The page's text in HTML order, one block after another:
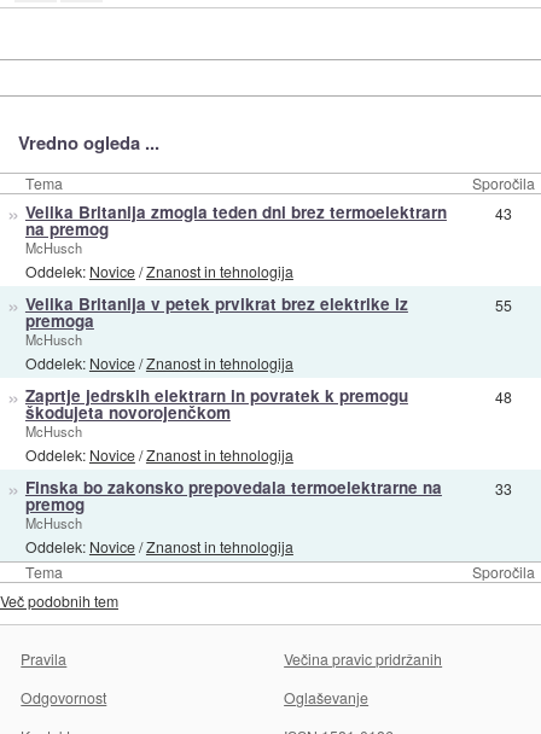
Vredno ogleda ...
Tema Sporočila
Tema Sporočila
» Velika Britanija zmogla teden dni brez termoelektrarn
na premog
McHusch
Oddelek: Novice/Znanost in tehnologija
43
» Velika Britanija v petek prvikrat brez elektrike iz
premoga
McHusch
Oddelek: Novice/Znanost in tehnologija
55
» Zaprtje jedrskih elektrarn in povratek k premogu
škodujeta novorojenčkom
McHusch
Oddelek: Novice/Znanost in tehnologija
48
» Finska bo zakonsko prepovedala termoelektrarne na
premog
McHusch
Oddelek: Novice/Znanost in tehnologija
33
Več podobnih tem
Pravila
Večina pravic pridržanih
Odgovornost
Oglaševanje